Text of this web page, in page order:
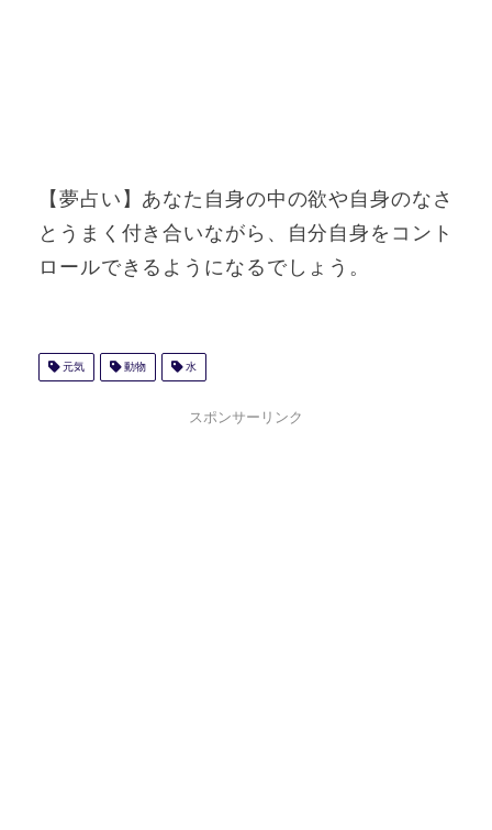
【夢占い】あなた自身の中の欲や自身のなさ
とうまく付き合いながら、自分自身をコント
ロールできるようになるでしょう。
元気 動物 水
スポンサーリンク